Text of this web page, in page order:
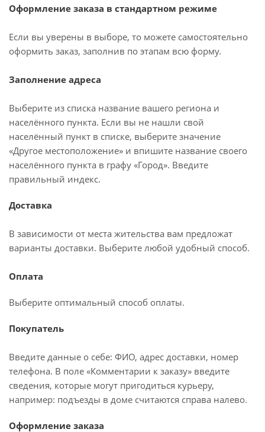
Оформление заказа в стандартном режиме
Если вы уверены в выборе, то можете самостоятельно
оформить заказ, заполнив по этапам всю форму.
Заполнение адреса
Выберите из списка название вашего региона и
населённого пункта. Если вы не нашли свой
населённый пункт в списке, выберите значение
«Другое местоположение» и впишите название своего
населённого пункта в графу «Город». Введите
правильный индекс.
Доставка
В зависимости от места жительства вам предложат
варианты доставки. Выберите любой удобный способ.
Оплата
Выберите оптимальный способ оплаты.
Покупатель
Введите данные о себе: ФИО, адрес доставки, номер
телефона. В поле «Комментарии к заказу» введите
сведения, которые могут пригодиться курьеру,
например: подъезды в доме считаются справа налево.
Оформление заказа